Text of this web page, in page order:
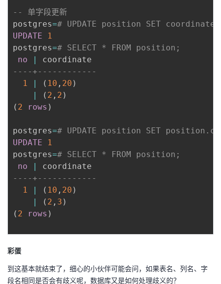
-- 单字段更新
postgres=# UPDATE position SET
UPDATE
1
postgres=# SELECT * FROM position;
no
|
----+------------
1
| ( 10 , 20 )
|
( 2 , 2 )
( 2 rows )
postgres=# UPDATE position SET
UPDATE
1
postgres=# SELECT * FROM position;
no
|
----+------------
1
| ( 10 , 20 )
|
( 2 , 3 )
( 2 rows )
彩蛋
到这基本就结束了，细心的小伙伴可能会问，如果表名、列名、字
段名相同是否会有歧义呢，数据库又是如何处理歧义的？